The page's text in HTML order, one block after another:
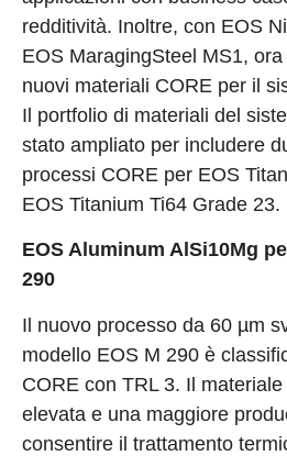
redditività. Inoltre, con EOS
EOS MaragingSteel MS1,
nuovi materiali CORE per il
Il portfolio di materiali del
stato ampliato per includere
processi CORE per EOS
EOS Titanium Ti64 Grade 23.
EOS Aluminum AlSi10Mg
290
Il nuovo processo da 60 µm
modello EOS M 290 è
CORE con TRL 3. Il
elevata e una maggiore
consentire il trattamento